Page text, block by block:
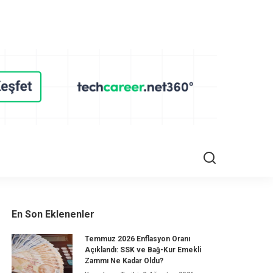
En Son Eklenenler
Temmuz 2026 Enflasyon Oranı
Açıklandı: SSK ve Bağ-Kur Emekli
Zammı Ne Kadar Oldu?